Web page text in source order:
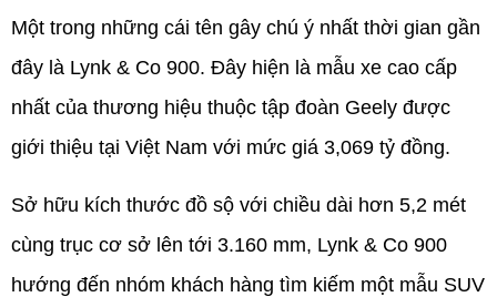
Một trong những cái tên gây chú ý nhất thời gian gần
đây là Lynk & Co 900. Đây hiện là mẫu xe cao cấp
nhất của thương hiệu thuộc tập đoàn Geely được
giới thiệu tại Việt Nam với mức giá 3,069 tỷ đồng.
Sở hữu kích thước đồ sộ với chiều dài hơn 5,2 mét
cùng trục cơ sở lên tới 3.160 mm, Lynk & Co 900
hướng đến nhóm khách hàng tìm kiếm một mẫu SUV